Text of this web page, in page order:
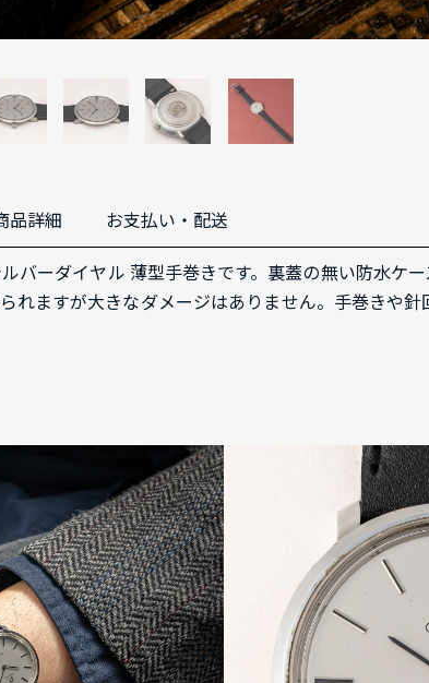
品詳細 お支払い・配送
バーダイヤル 薄型手巻きです。裏蓋の無い防水ケ
れますが大きなダメージはありません。手巻きや